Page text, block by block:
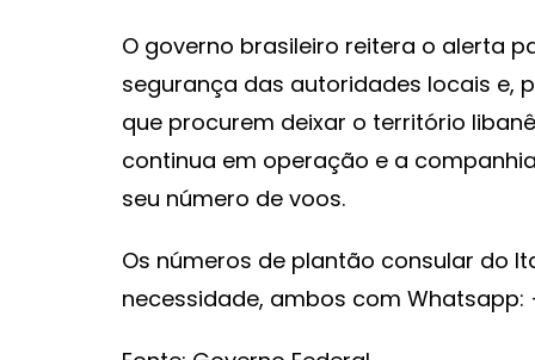
O governo brasileiro reitera o alerta
segurança das autoridades locais e,
que procurem deixar o território
continua em operação e a
seu número de voos.
Os números de plantão consular do
necessidade, ambos com Whatsapp: